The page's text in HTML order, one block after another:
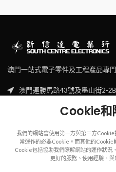
澳門一站式電子零件及工程產品專
澳門連勝馬路43號及墨山街2-
2023SOUTH CENTRE
Cookie和
我們的網站會使用第一方與第三方
常運作的必要Cookie。而其他的Cookie
Cookie包括協助我們瞭解網站的運作狀況
更好的服務、使用經驗、與